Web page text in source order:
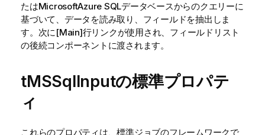
たはMicrosoftAzure SQLデータベースからのクエリーに
基づいて、データを読み取り、フィールドを抽出しま
す。次に[Main]行リンクが使用され、フィールドリスト
の後続コンポーネントに渡されます。
tMSSqlInputの標準プロパテ
ィ
これらのプロパティは、標準ジョブのフレームワークで